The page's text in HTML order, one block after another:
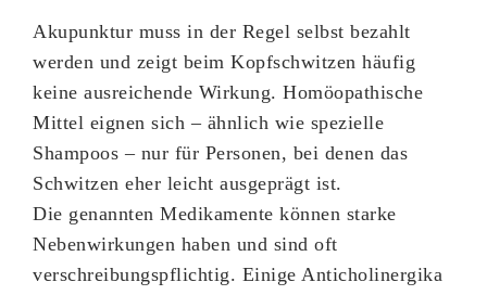
Akupunktur muss in der Regel selbst bezahlt
werden und zeigt beim Kopfschwitzen häufig
keine ausreichende Wirkung. Homöopathische
Mittel eignen sich – ähnlich wie spezielle
Shampoos – nur für Personen, bei denen das
Schwitzen eher leicht ausgeprägt ist.
Die genannten Medikamente können starke
Nebenwirkungen haben und sind oft
verschreibungspflichtig. Einige Anticholinergika